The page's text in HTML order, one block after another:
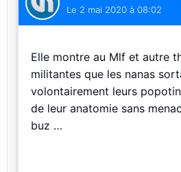
Le 2 mai 2020 à 08:02
Elle montre au Mlf et autre
militantes que les nanas
volontairement leurs
de leur anatomie sans
buz …